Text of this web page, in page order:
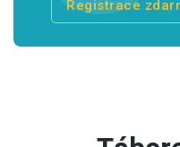
Registrace